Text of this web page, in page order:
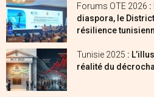
Forums OTE 2026 :
diaspora, le
résilience
Tunisie 2025 :
réalité du